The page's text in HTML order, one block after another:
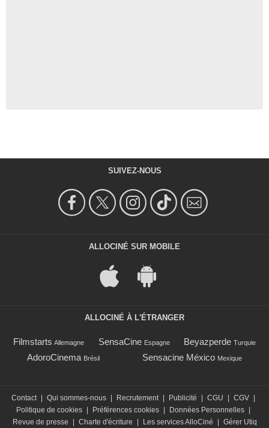
SUIVEZ-NOUS
ALLOCINÉ SUR MOBILE
ALLOCINÉ À L'ÉTRANGER
Filmstarts Allemagne SensaCine Espagne Beyazperde Turquie
AdoroCinema Brésil Sensacine México Mexique
Contact Qui sommes-nous Recrutement Publicité CGU CGV
Politique de cookies
Préférences cookies Données Personnelles
Revue de presse
Charte d'écriture Les services AlloCiné Gérer Utiq